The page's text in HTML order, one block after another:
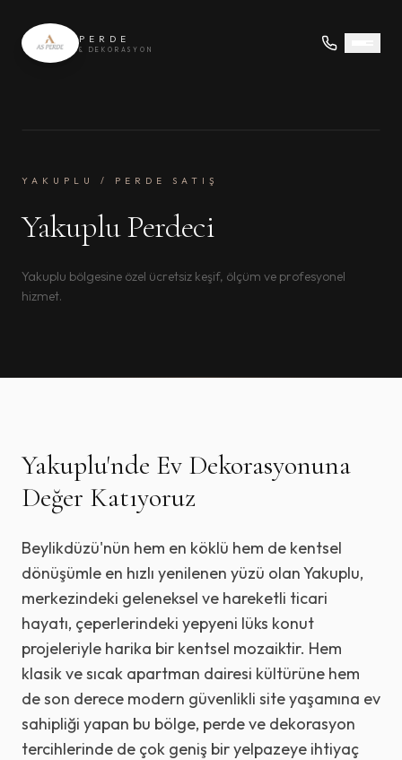
PERDE
& DEKORASYON
YAKUPLU / PERDE SATIŞ
Yakuplu Perdeci
Yakuplu bölgesine özel ücretsiz keşif, ölçüm ve profesyonel
hizmet.
Yakuplu'nde Ev Dekorasyonuna
Değer Katıyoruz
Beylikdüzü'nün hem en köklü hem de kentsel
dönüşümle en hızlı yenilenen yüzü olan Yakuplu,
merkezindeki geleneksel ve hareketli ticari
hayatı, çeperlerindeki yepyeni lüks konut
projeleriyle harika bir kentsel mozaiktir. Hem
klasik ve sıcak apartman dairesi kültürüne hem
de son derece modern güvenlikli site yaşamına ev
sahipliği yapan bu bölge, perde ve dekorasyon
tercihlerinde de çok geniş bir yelpazeye ihtiyaç